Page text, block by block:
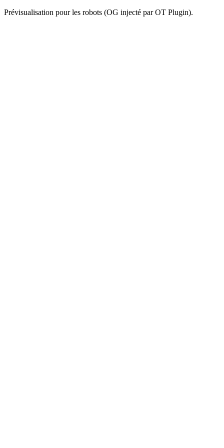
Prévisualisation pour les robots (OG injecté par OT Plugin).